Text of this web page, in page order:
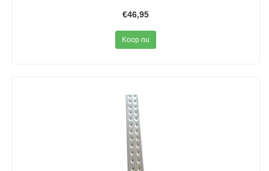
€46,95
Koop nu